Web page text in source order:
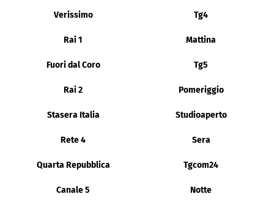
Verissimo Tg4
Rai 1 Mattina
Fuori dal Coro Tg5
Rai 2 Pomeriggio
Stasera Italia Studioaperto
Rete 4 Sera
Quarta Repubblica Tgcom24
Canale 5 Notte